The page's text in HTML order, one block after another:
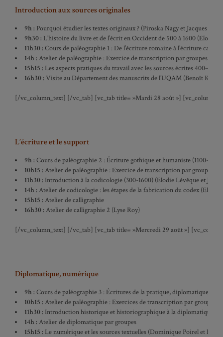
Introduction aux sources originales
9h : Pourquoi étudier les textes originaux ? (Piroska Nagy et Jacques
9h30 : L’histoire du livre et de l’écrit en Occident de 500 à 1600 (Elodie
11h30 : Cours de paléographie 1 : De l’écriture romaine à l’écriture
14h : Atelier de paléographie : Exercice de transcription par groupes
15h15 : Les aspects pratiques du travail avec les sources écrites
16h30 : Visite au Département des manuscrits de l’UQAM (Benoît Kelly)
[/vc_column_text] [/vc_tab] [vc_tab title= »Mardi 28 août »]
L’écriture et le support
9h : Cours de paléographie 2 : Écriture gothique et humaniste (1100-
10h15 : Atelier de paléographie : Exercice de transcription par groupe
11h30 : Introduction à la codicologie (300-1600) (Elodie Lévêque et
14h : Atelier de codicologie : les étapes de la fabrication du codex
15h15 : Atelier de calligraphie
16h30 : Atelier de calligraphie 2 (Lyse Roy)
[/vc_column_text] [/vc_tab] [vc_tab title= »Mercredi 29 août »]
Diplomatique, numérique
9h : Coursde paléographie 3 : Écritures de la pratique, diplomatique
10h15 : Atelier de paléographie : Exercices de transcription par groupes
11h30 : Introduction historique et historiographique à la diplomatique
14h : Atelier de diplomatique par groupes
15h15 : Le numérique et les sources textuelles (Dominique Poirel et